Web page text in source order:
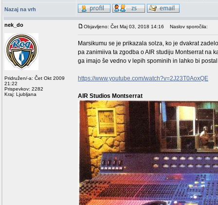
Nazaj na vrh
nek_do
Pridružen/-a: Čet Okt 2009
21:22
Prispevkov: 2282
Kraj: Ljubljana
Objavljeno: Čet Maj 03, 2018 14:16 Naslov sporočila:
Marsikumu se je prikazala solza, ko je dvakrat
pa zanimiiva ta zgodba o AIR studiju Montserrat na
ga imajo še vedno v lepih spominih in lahko bi
https://www.youtube.com/watch?v=2J23T0AoxQE
AIR Studios Montserrat